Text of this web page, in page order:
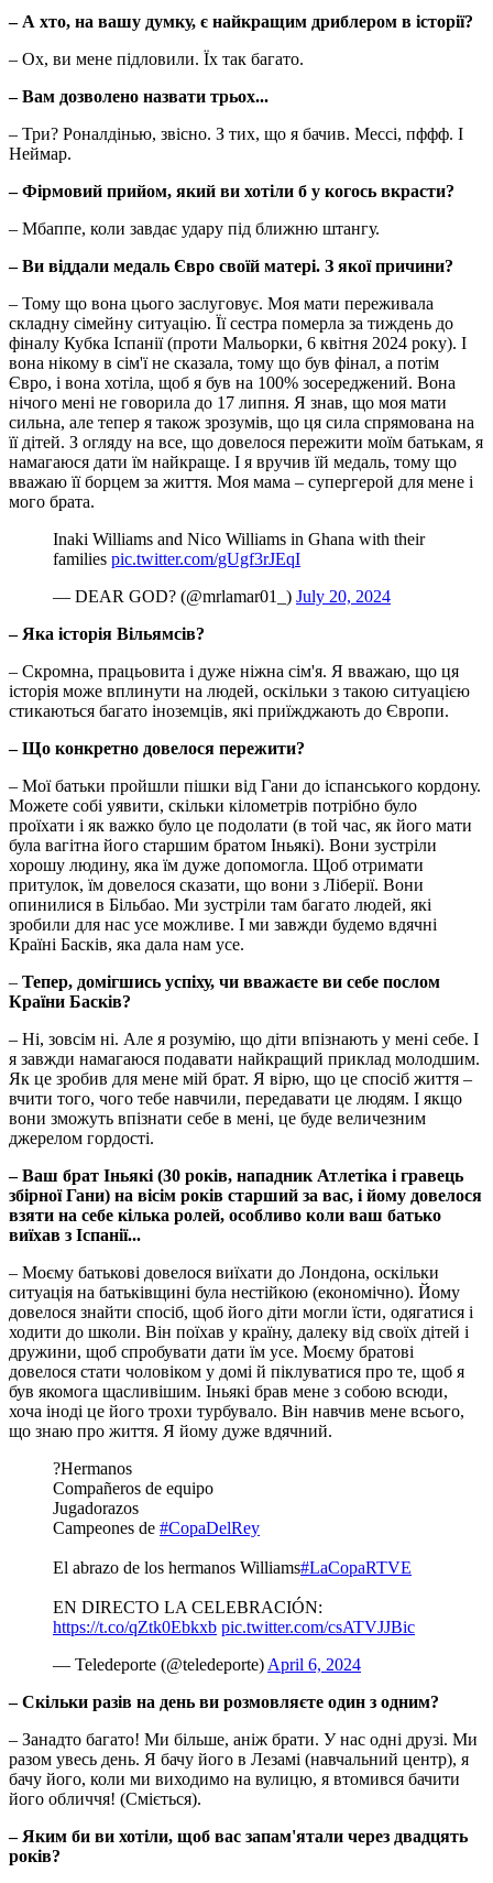
– А хто, на вашу думку, є найкращим дриблером в історії?
– Ох, ви мене підловили. Їх так багато.
– Вам дозволено назвати трьох...
– Три? Роналдінью, звісно. З тих, що я бачив. Мессі, пффф. І
Неймар.
– Фірмовий прийом, який ви хотіли б у когось вкрасти?
– Мбаппе, коли завдає удару під ближню штангу.
– Ви віддали медаль Євро своїй матері. З якої причини?
– Тому що вона цього заслуговує. Моя мати переживала
складну сімейну ситуацію. Її сестра померла за тиждень до
фіналу Кубка Іспанії (проти Мальорки, 6 квітня 2024 року). І
вона нікому в сім'ї не сказала, тому що був фінал, а потім
Євро, і вона хотіла, щоб я був на 100% зосереджений. Вона
нічого мені не говорила до 17 липня. Я знав, що моя мати
сильна, але тепер я також зрозумів, що ця сила спрямована на
її дітей. З огляду на все, що довелося пережити моїм батькам, я
намагаюся дати їм найкраще. І я вручив їй медаль, тому що
вважаю її борцем за життя. Моя мама – супергерой для мене і
мого брата.
Inaki Williams and Nico Williams in Ghana with their
families pic.twitter.com/gUgf3rJEqI
— DEAR GOD? (@mrlamar01_) July 20, 2024
– Яка історія Вільямсів?
– Скромна, працьовита і дуже ніжна сім'я. Я вважаю, що ця
історія може вплинути на людей, оскільки з такою ситуацією
стикаються багато іноземців, які приїжджають до Європи.
– Що конкретно довелося пережити?
– Мої батьки пройшли пішки від Гани до іспанського кордону.
Можете собі уявити, скільки кілометрів потрібно було
проїхати і як важко було це подолати (в той час, як його мати
була вагітна його старшим братом Іньякі). Вони зустріли
хорошу людину, яка їм дуже допомогла. Щоб отримати
притулок, їм довелося сказати, що вони з Ліберії. Вони
опинилися в Більбао. Ми зустріли там багато людей, які
зробили для нас усе можливе. І ми завжди будемо вдячні
Країні Басків, яка дала нам усе.
– Тепер, домігшись успіху, чи вважаєте ви себе послом
Країни Басків?
– Ні, зовсім ні. Але я розумію, що діти впізнають у мені себе. І
я завжди намагаюся подавати найкращий приклад молодшим.
Як це зробив для мене мій брат. Я вірю, що це спосіб життя –
вчити того, чого тебе навчили, передавати це людям. І якщо
вони зможуть впізнати себе в мені, це буде величезним
джерелом гордості.
– Ваш брат Іньякі (30 років, нападник Атлетіка і гравець
збірної Гани) на вісім років старший за вас, і йому довелося
взяти на себе кілька ролей, особливо коли ваш батько
виїхав з Іспанії...
– Моєму батькові довелося виїхати до Лондона, оскільки
ситуація на батьківщині була нестійкою (економічно). Йому
довелося знайти спосіб, щоб його діти могли їсти, одягатися і
ходити до школи. Він поїхав у країну, далеку від своїх дітей і
дружини, щоб спробувати дати їм усе. Моєму братові
довелося стати чоловіком у домі й піклуватися про те, щоб я
був якомога щасливішим. Іньякі брав мене з собою всюди,
хоча іноді це його трохи турбувало. Він навчив мене всього,
що знаю про життя. Я йому дуже вдячний.
?Hermanos
Compañeros de equipo
️Jugadorazos
Campeones de #CopaDelRey
El abrazo de los hermanos Williams#LaCopaRTVE
️EN DIRECTO LA CELEBRACIÓN:
https://t.co/qZtk0Ebkxb pic.twitter.com/csATVJJBic
— Teledeporte (@teledeporte)April 6, 2024
– Скільки разів на день ви розмовляєте один з одним?
– Занадто багато! Ми більше, аніж брати. У нас одні друзі. Ми
разом увесь день. Я бачу його в Лезамі (навчальний центр), я
бачу його, коли ми виходимо на вулицю, я втомився бачити
його обличчя! (Сміється).
– Яким би ви хотіли, щоб вас запам'ятали через двадцять
років?